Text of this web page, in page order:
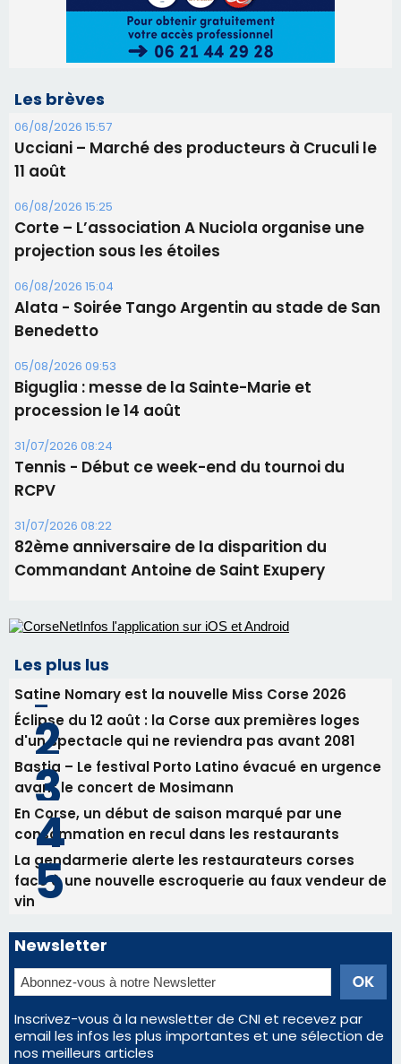
Les brèves
06/08/2026 15:57
Ucciani – Marché des producteurs à Cruculi le
11 août
06/08/2026 15:25
Corte – L’association A Nuciola organise une
projection sous les étoiles
06/08/2026 15:04
Alata - Soirée Tango Argentin au stade de San
Benedetto
05/08/2026 09:53
Biguglia : messe de la Sainte-Marie et
procession le 14 août
31/07/2026 08:24
Tennis - Début ce week-end du tournoi du
RCPV
31/07/2026 08:22
82ème anniversaire de la disparition du
Commandant Antoine de Saint Exupery
Les plus lus
Satine Nomary est la nouvelle Miss Corse 2026
Éclipse du 12 août : la Corse aux premières loges
d'un spectacle qui ne reviendra pas avant 2081
Bastia – Le festival Porto Latino évacué en urgence
avant le concert de Mosimann
En Corse, un début de saison marqué par une
consommation en recul dans les restaurants
La gendarmerie alerte les restaurateurs corses
face à une nouvelle escroquerie au faux vendeur de
vin
Newsletter
Inscrivez-vous à la newsletter de CNI et recevez par
email les infos les plus importantes et une sélection de
nos meilleurs articles